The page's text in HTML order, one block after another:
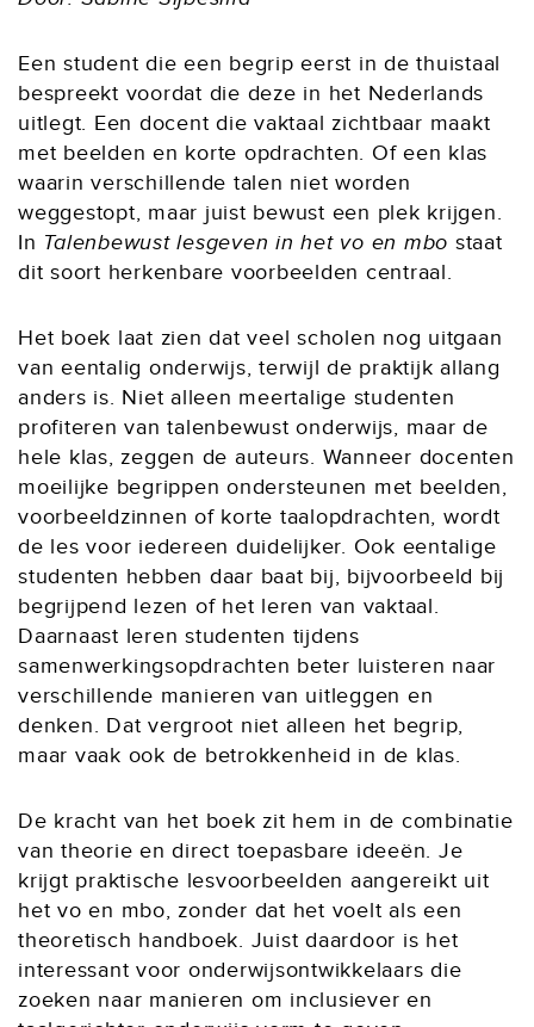
Een student die een begrip eerst in de thuistaal
bespreekt voordat die deze in het Nederlands
uitlegt. Een docent die vaktaal zichtbaar maakt
met beelden en korte opdrachten. Of een klas
waarin verschillende talen niet worden
weggestopt, maar juist bewust een plek krijgen.
In Talenbewust lesgeven in het vo en mbo staat
dit soort herkenbare voorbeelden centraal.
Het boek laat zien dat veel scholen nog uitgaan
van eentalig onderwijs, terwijl de praktijk allang
anders is. Niet alleen meertalige studenten
profiteren van talenbewust onderwijs, maar de
hele klas, zeggen de auteurs. Wanneer docenten
moeilijke begrippen ondersteunen met beelden,
voorbeeldzinnen of korte taalopdrachten, wordt
de les voor iedereen duidelijker. Ook eentalige
studenten hebben daar baat bij, bijvoorbeeld bij
begrijpend lezen of het leren van vaktaal.
Daarnaast leren studenten tijdens
samenwerkingsopdrachten beter luisteren naar
verschillende manieren van uitleggen en
denken. Dat vergroot niet alleen het begrip,
maar vaak ook de betrokkenheid in de klas.
De kracht van het boek zit hem in de combinatie
van theorie en direct toepasbare ideeën. Je
krijgt praktische lesvoorbeelden aangereikt uit
het vo en mbo, zonder dat het voelt als een
theoretisch handboek. Juist daardoor is het
interessant voor onderwijsontwikkelaars die
zoeken naar manieren om inclusiever en